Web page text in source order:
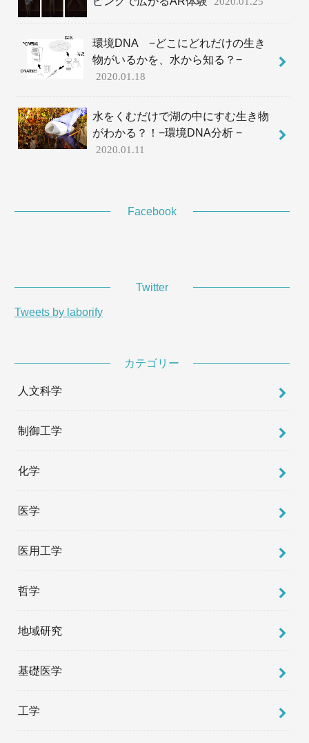
環境DNA −どこにどれだけの生き
物がいるかを、水から知る？−
2020.01.18
水をくむだけで湖の中にすむ生き物
がわかる？！−環境DNA分析 −
2020.01.11
Facebook
Twitter
Tweets by laborify
カテゴリー
人文科学
制御工学
化学
医学
医用工学
哲学
地域研究
基礎医学
工学